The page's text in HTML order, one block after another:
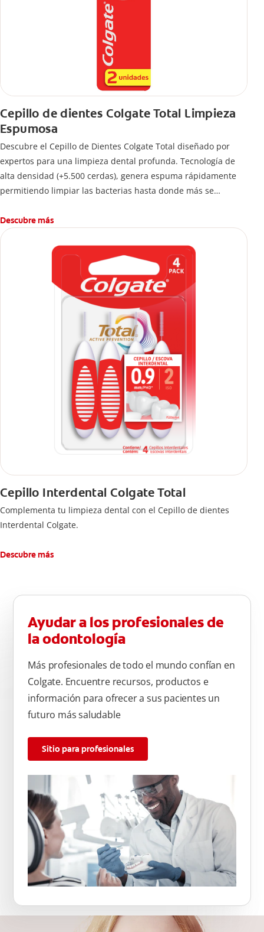
Cepillo de dientes Colgate Total Limpieza
Espumosa
Descubre el Cepillo de Dientes Colgate Total diseñado por
expertos para una limpieza dental profunda. Tecnología de
alta densidad (+5.500 cerdas), genera espuma rápidamente
permitiendo limpiar las bacterias hasta donde más se
Descubre más
Cepillo Interdental Colgate Total
Complementa tu limpieza dental con el Cepillo de dientes
Interdental Colgate.
Descubre más
Ayudar a los profesionales de
la odontología
Más profesionales de todo el mundo confían en
Colgate. Encuentre recursos, productos e
información para ofrecer a sus pacientes un
futuro más saludable
Sitio para profesionales